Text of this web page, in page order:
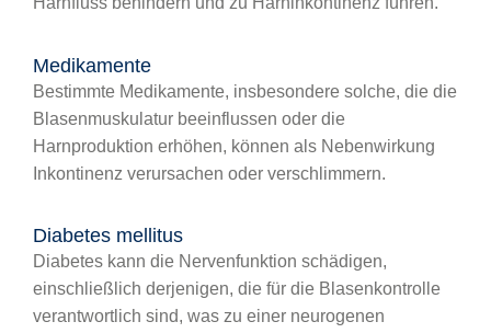
Medikamente
Bestimmte Medikamente, insbesondere solche, die die
Blasenmuskulatur beeinflussen oder die
Harnproduktion erhöhen, können als Nebenwirkung
Inkontinenz verursachen oder verschlimmern.
Diabetes mellitus
Diabetes kann die Nervenfunktion schädigen,
einschließlich derjenigen, die für die Blasenkontrolle
verantwortlich sind, was zu einer neurogenen